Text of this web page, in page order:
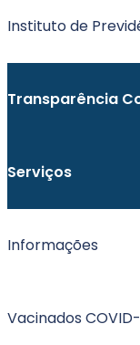
Instituto de
Transparência
Serviços
Informações
Vacinados